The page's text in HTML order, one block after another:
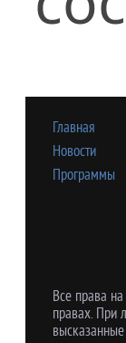
Главная
Новости
Программы
Все права
правах. При